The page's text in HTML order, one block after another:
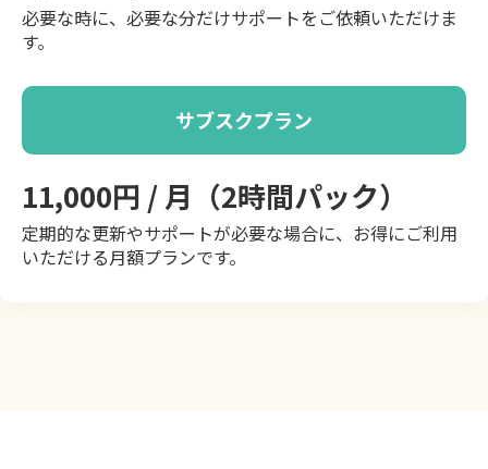
必要な時に、必要な分だけサポートをご依頼いただけま
す。
サブスクプラン
11,000円 / 月（2時間パック）
定期的な更新やサポートが必要な場合に、お得にご利用
いただける月額プランです。